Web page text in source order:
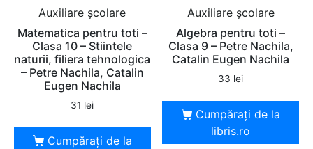
Auxiliare şcolare
Matematica pentru toti –
Clasa 10 – Stiintele
naturii, filiera tehnologica
– Petre Nachila, Catalin
Eugen Nachila
31 lei
Cumpărați de la
Auxiliare şcolare
Algebra pentru toti –
Clasa 9 – Petre Nachila,
Catalin Eugen Nachila
33 lei
Cumpărați de la
libris.ro